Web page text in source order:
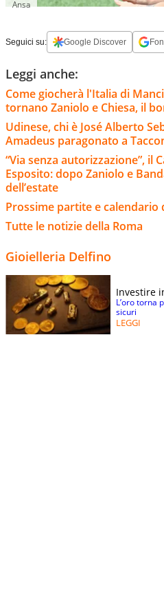
Ansa
Seguici su: Google Discover
Leggi anche:
Come giocherà l'Italia di
tornano Zaniolo e Chiesa, il
Udinese, chi è José Alberto
Amadeus paragonato a
“Via senza autorizzazione”, il
Esposito: dopo Zaniolo e
dell’estate
Prossime partite e calendario
Tutte le notizie della Roma
Gioielleria Delfino
Investire
L’oro torna
sicuri
LEGGI